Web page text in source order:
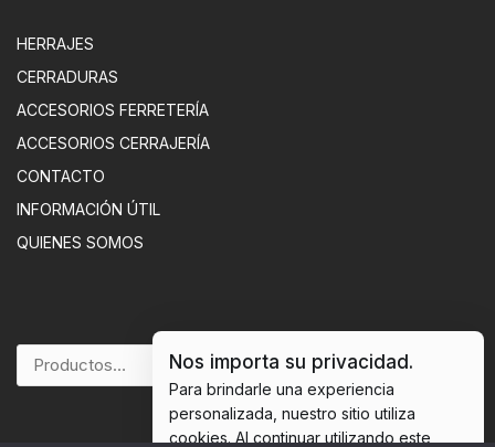
HERRAJES
CERRADURAS
ACCESORIOS FERRETERÍA
ACCESORIOS CERRAJERÍA
CONTACTO
INFORMACIÓN ÚTIL
QUIENES SOMOS
BUSCAR
Nos importa su privacidad.
Para brindarle una experiencia
personalizada, nuestro sitio utiliza
cookies. Al continuar utilizando este